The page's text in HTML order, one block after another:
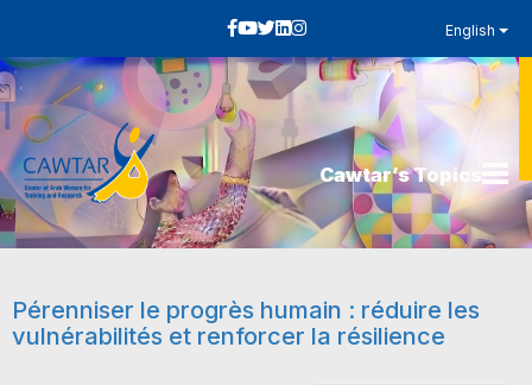
English
Cawtar’s Topics
Pérenniser le progrès humain : réduire les
vulnérabilités et renforcer la résilience